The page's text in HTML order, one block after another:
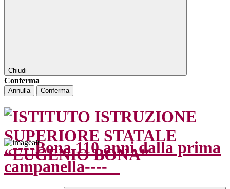
Chiudi
Conferma
Annulla Conferma
----Bona 110 anni dalla prima
campanella----